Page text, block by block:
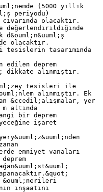
(5000 yıllık
periyodu)
olacaktır.
değerlendirildiğinde
olacaktır.
tesislerin tasarımında
edilen deprem
dikkate alınmıştır.
tesisleri ile
alınmıştır. Ek
&ccedil;alışmalar, yer
altında
bir deprem
işaret
emniyet vanaları
&ouml;nerileri
inşaatını